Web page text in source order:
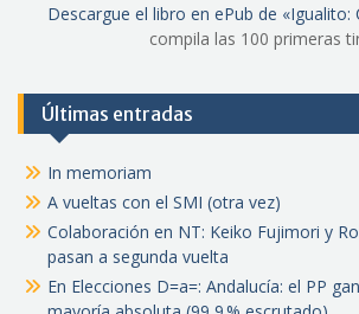
Descargue el libro en ePub de «Igualito:
compila las 100 primeras
Últimas entradas
In memoriam
A vueltas con el SMI (otra vez)
Colaboración en NT: Keiko Fujimori y
pasan a segunda vuelta
En Elecciones D=a=: Andalucía: el PP